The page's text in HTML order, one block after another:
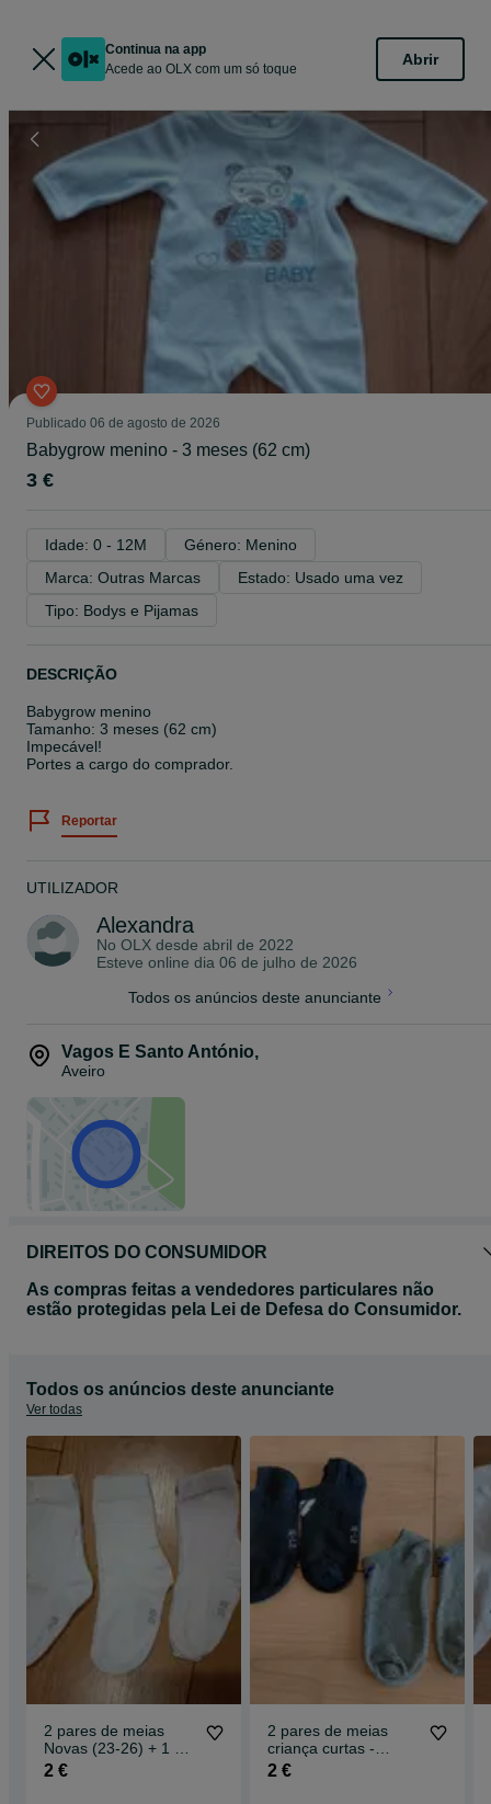
Continua na app
Acede ao OLX com um só toque
Abrir
Publicado 06 de agosto de 2026
Babygrow menino - 3 meses (62 cm)
3 €
Idade: 0 - 12M
Género: Menino
Marca: Outras Marcas
Estado: Usado uma vez
Tipo: Bodys e Pijamas
DESCRIÇÃO
Babygrow menino
Tamanho: 3 meses (62 cm)
Impecável!
Portes a cargo do comprador.
Reportar
UTILIZADOR
Alexandra
No OLX desde abril de 2022
Esteve online dia 06 de julho de 2026
Todos os anúncios deste anunciante
Vagos E Santo António,
Aveiro
DIREITOS DO CONSUMIDOR
As compras feitas a vendedores particulares não
estão protegidas pela Lei de Defesa do Consumidor.
Todos os anúncios deste anunciante
Ver todas
2 pares de meias
Novas (23-26) + 1 par
Oferta
2 €
2 pares de meias
criança curtas -
tamanho 27/31
2 €